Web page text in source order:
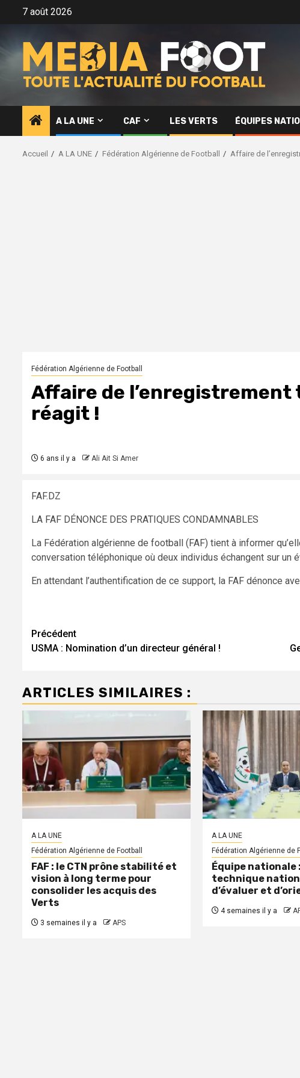
7 août 2026
A LA UNE CAF LES VERTS ÉQUIPES
Accueil A LA UNE Fédération Algérienne de Football Affaire de
Fédération Algérienne de Football
Affaire de l’enregistrement
réagit !
6 ans il y a Ali Ait Si Amer
FAF.DZ
LA FAF DÉNONCE DES PRATIQUES CONDAMNABLES
La Fédération algérienne de football (FAF) tient à informer
conversation téléphonique où deux individus échangent sur un
En attendant l’authentification de ce support, la FAF dénonce
Navigation
d’article
Précédent
USMA : Nomination d’un directeur général !
ARTICLES SIMILAIRES :
A LA UNE
Fédération Algérienne de Football
FAF : le CTN prône stabilité et
vision à long terme pour
consolider les acquis des
Verts
3 semaines il y a APS
A LA UNE
Fédération Algérienne de
Équipe nationale
technique
d’évaluer et
4 semaines il y a